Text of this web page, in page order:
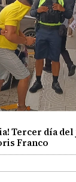
Tercer día
Franco